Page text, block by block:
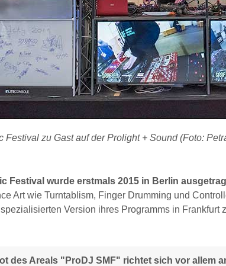
Festival zu Gast auf der Prolight + Sound (Foto:
Festival wurde erstmals 2015 in Berlin
Art wie Turntablism, Finger Drumming und
Version ihres Programms in Frankfurt
des Areals "ProDJ SMF" richtet sich vor allem